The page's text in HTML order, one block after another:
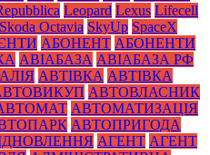
Leopard Lexus Lifecell
Skoda Octavia SkyUp SpaceX
АБОНЕНТ АБОНЕНТИ
АВІАБАЗА АВІАБАЗА РФ
АВТІВКА АВТІВКА
АВТОВЛАСНИК
АВТОМАТИЗАЦІЯ
АВТОПРИГОДА
АГЕНТ АГЕНТ